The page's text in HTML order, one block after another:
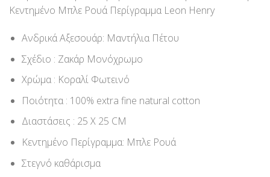
Κεντημένο Μπλε Ρουά Περίγραμμα Leon Henry
Ανδρικά Αξεσουάρ: Μαντήλια Πέτου
Σχέδιο : Ζακάρ Μονόχρωμο
Χρώμα : Κοραλί Φωτεινό
Ποιότητα : 100% extra fine natural cotton
Διαστάσεις : 25 Χ 25 CM
Κεντημένο Περίγραμμα: Μπλε Ρουά
Στεγνό καθάρισμα